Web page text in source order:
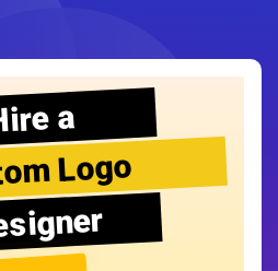
a
Logo